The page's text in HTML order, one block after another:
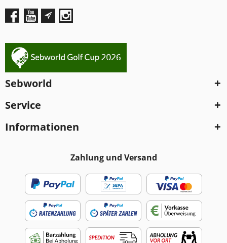
Sebworld
Service
Informationen
Zahlung und Versand